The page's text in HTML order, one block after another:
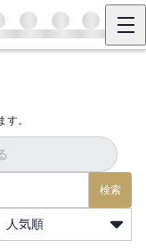
。
検索
人気順